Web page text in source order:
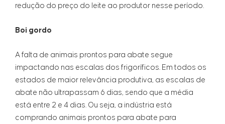
redução do preço do leite ao produtor nesse período.
Boi gordo
A falta de animais prontos para abate segue
impactando nas escalas dos frigoríficos. Em todos os
estados de maior relevância produtiva, as escalas de
abate não ultrapassam 6 dias, sendo que a média
está entre 2 e 4 dias. Ou seja, a indústria está
comprando animais prontos para abate para